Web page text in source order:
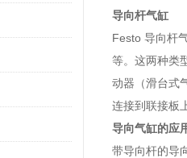
导向杆气缸
Festo 导向杆
等。这两种类
动器（滑台式
连接到联接板
导向气缸的应
带导向杆的导